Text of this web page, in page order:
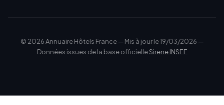
© 2026 Annuaire Hôtels France — Mis à jour le 19/03/2026 —
Données issues de la base officielleSirene INSEE